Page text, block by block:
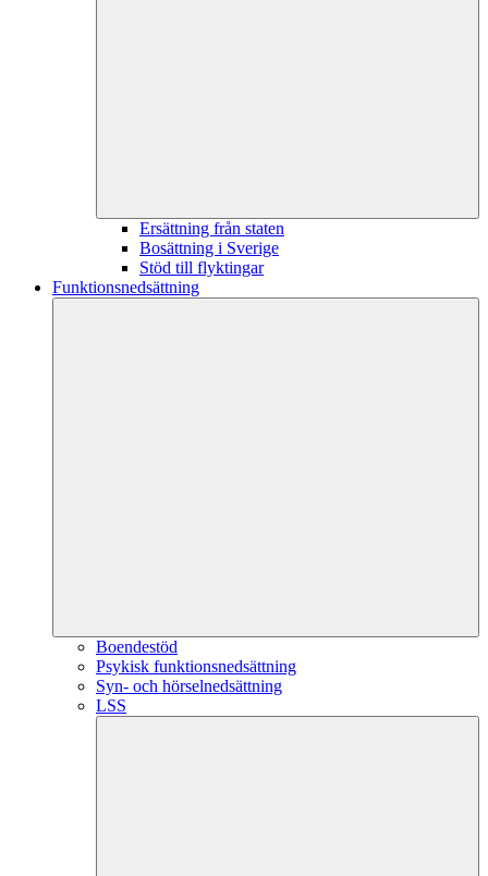
Ersättning från staten
Bosättning i Sverige
Stöd till flyktingar
Funktionsnedsättning
Boendestöd
Psykisk funktionsnedsättning
Syn- och hörselnedsättning
LSS